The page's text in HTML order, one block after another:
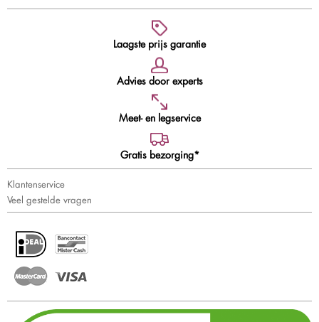
Laagste prijs garantie
Advies door experts
Meet- en legservice
Gratis bezorging*
Klantenservice
Veel gestelde vragen